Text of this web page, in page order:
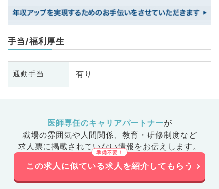
手当/福利厚生
通勤手当 有り
医師専任のキャリアパートナーが
職場の雰囲気や人間関係、 教育・研修制度など
求人票に掲載されていない情報をお伝えします。
この求人に似ている求人を紹介してもらう